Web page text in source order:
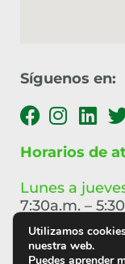
Síguenos en:
Horarios de
Lunes a
7:30a.m. –
Viernes:
7:30a.m. –
Utilizamos
nuestra web.
Puedes aprender